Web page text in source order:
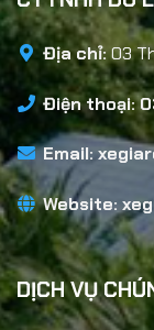
Địa chỉ:03
Điện thoại:
Email:
Website:
DỊCH VỤ